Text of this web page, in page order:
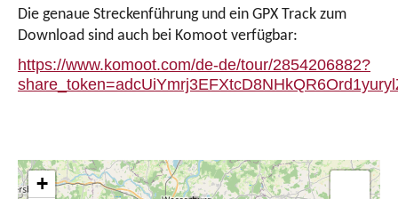
Die genaue Streckenführung und ein GPX Track zum
Download sind auch bei Komoot verfügbar:
https://www.komoot.com/de-de/tour/2854206882?
+